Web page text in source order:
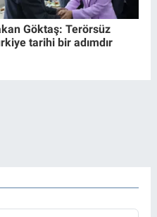
Göktaş: Terörsüz
tarihi bir adımdır